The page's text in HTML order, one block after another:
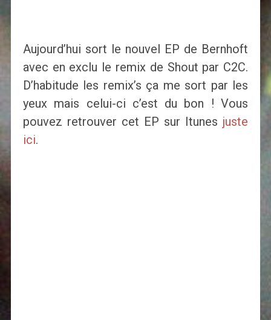
Aujourd’hui sort le nouvel EP de Bernhoft
avec en exclu le remix de Shout par C2C.
D’habitude les remix’s ça me sort par les
yeux mais celui-ci c’est du bon ! Vous
pouvez retrouver cet EP sur Itunes juste
ici.